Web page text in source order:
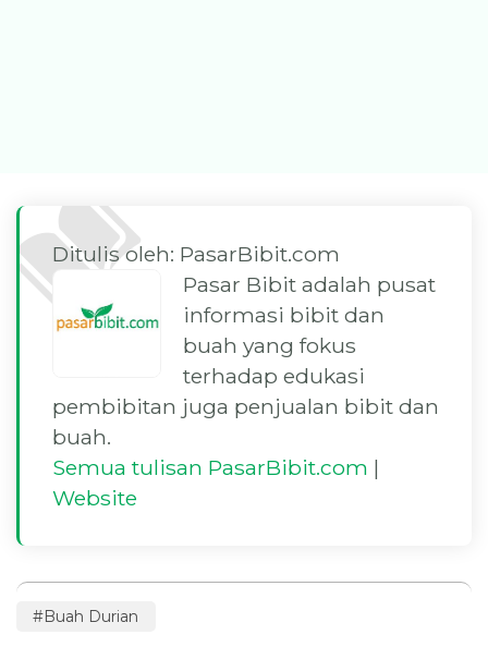
Ditulis oleh: PasarBibit.com
Pasar Bibit adalah pusat
informasi bibit dan
buah yang fokus
terhadap edukasi
pembibitan juga penjualan bibit dan
buah.
Semua tulisan PasarBibit.com |
Website
Buah Durian